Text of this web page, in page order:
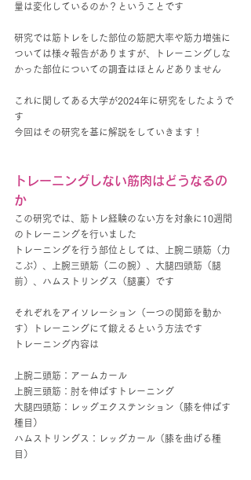
量は変化しているのか？ということです
研究では筋トレをした部位の筋肥大率や筋力増強に
ついては様々報告がありますが、トレーニングしな
かった部位についての調査はほとんどありません
これに関してある大学が2024年に研究をしたようで
す
今回はその研究を基に解説をしていきます！
トレーニングしない筋肉はどうなるの
か
この研究では、筋トレ経験のない方を対象に10週間
のトレーニングを行いました
トレーニングを行う部位としては、上腕二頭筋（力
こぶ）、上腕三頭筋（二の腕）、大腿四頭筋（腿
前）、ハムストリングス（腿裏）です
それぞれをアイソレーション（一つの関節を動か
す）トレーニングにて鍛えるという方法です
トレーニング内容は
上腕二頭筋：アームカール
上腕三頭筋：肘を伸ばすトレーニング
大腿四頭筋：レッグエクステンション（膝を伸ばす
種目）
ハムストリングス：レッグカール（膝を曲げる種
目）